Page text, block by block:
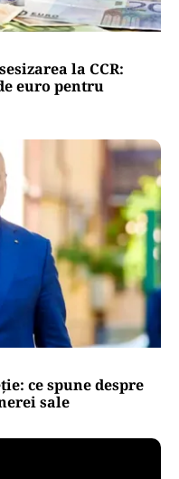
la CCR:
euro pentru
ce spune despre
sale